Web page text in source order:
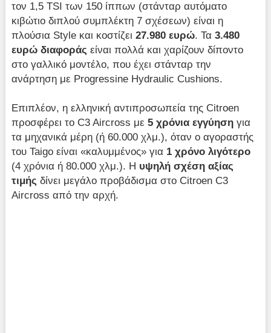
τον 1,5 TSI των 150 ίππων (στάνταρ αυτόματο
κιβώτιο διπλού συμπλέκτη 7 σχέσεων) είναι η
πλούσια Style και κοστίζει27.980 ευρώ. Τα3.480
ευρώ διαφοράς είναι πολλά και χαρίζουν δίποντο
στο γαλλικό μοντέλο, που έχει στάνταρ την
ανάρτηση με Progressine Hydraulic Cushions.
Επιπλέον, η ελληνική αντιπροσωπεία της Citroen
προσφέρει το C3 Aircross με5 χρόνια εγγύηση για
τα μηχανικά μέρη (ή 60.000 χλμ.), όταν ο αγοραστής
του Taigo είναι «καλυμμένος» για 1 χρόνο λιγότερο
(4 χρόνια ή 80.000 χλμ.). Η υψηλή σχέση αξίας
τιμής δίνει μεγάλο προβάδισμα στο Citroen C3
Aircross από την αρχή.